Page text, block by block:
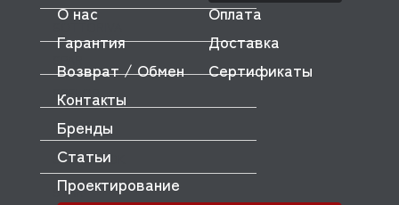
SPELOR
SPICER
SPIDOCOOK
STAR
О нас
Оплата
Гарантия
Доставка
Возврат / Обмен
Сертификаты
Контакты
Бренды
Статьи
Проектирование